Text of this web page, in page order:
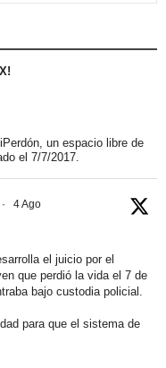
un espacio libre de
el 7/7/2017.
· 4 Ago
el juicio por el
que perdió la vida el 7 de
bajo custodia policial.
para que el sistema de